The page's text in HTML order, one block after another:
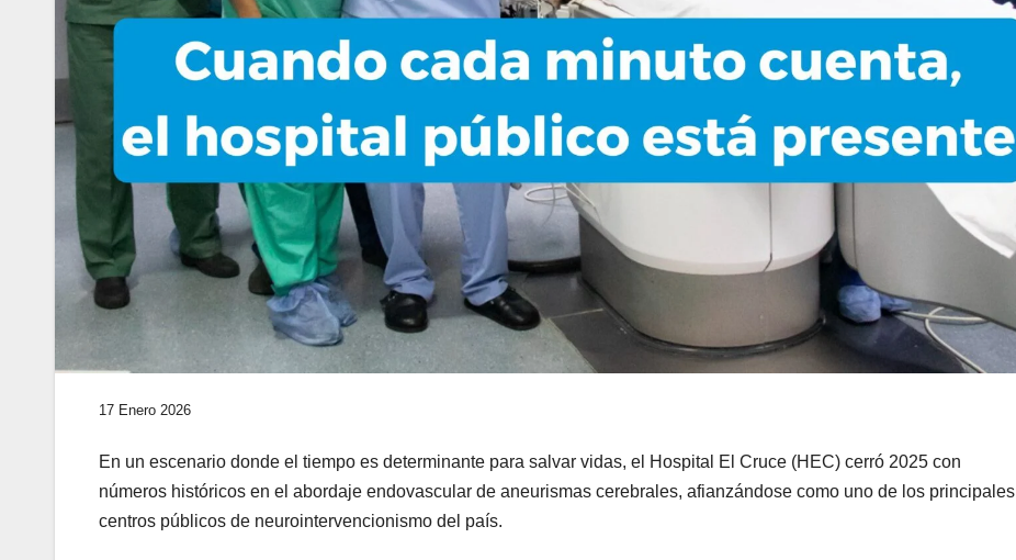
17 Enero 2026
En un escenario donde el tiempo es determinante para salvar vidas, el Hospital El Cruce (HEC) cerró 2025 con
números históricos en el abordaje endovascular de aneurismas cerebrales, afianzándose como uno de los principales
centros públicos de neurointervencionismo del país.